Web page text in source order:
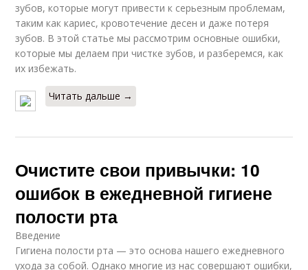
зубов, которые могут привести к серьезным проблемам,
таким как кариес, кровотечение десен и даже потеря
зубов. В этой статье мы рассмотрим основные ошибки,
которые мы делаем при чистке зубов, и разберемся, как
их избежать.
Читать дальше →
Очистите свои привычки: 10
ошибок в ежедневной гигиене
полости рта
Введение
Гигиена полости рта — это основа нашего ежедневного
ухода за собой. Однако многие из нас совершают ошибки,